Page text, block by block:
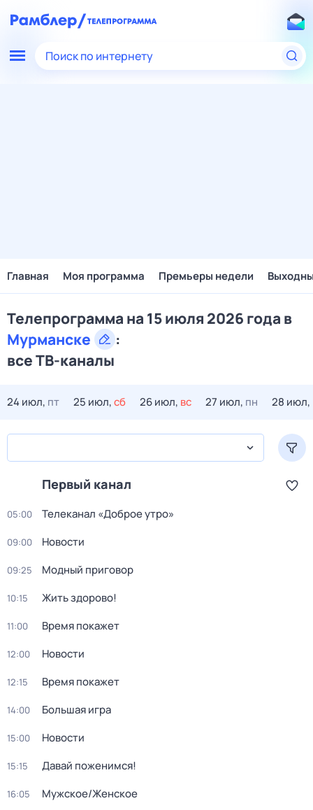
Поиск по интернету
Главная Моя программа Премьеры недели
Телепрограмма на 15 июля 2026 года в
Мурманске
:
все ТВ-каналы
24 июл, пт 25 июл,сб 26 июл, вс 27 июл, пн 28 июл,
Первый канал
05:00 Телеканал «Доброе утро»
09:00 Новости
09:25 Модный приговор
10:15 Жить здорово!
11:00 Время покажет
12:00 Новости
12:15 Время покажет
14:00 Большая игра
15:00 Новости
15:15 Давай поженимся!
16:05 Мужское/Женское